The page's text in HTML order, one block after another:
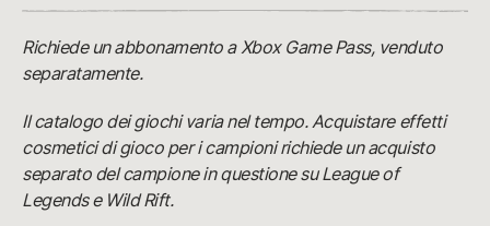
Richiede un abbonamento a Xbox Game Pass, venduto
separatamente.
Il catalogo dei giochi varia nel tempo. Acquistare effetti
cosmetici di gioco per i campioni richiede un acquisto
separato del campione in questione su League of
Legends e Wild Rift.